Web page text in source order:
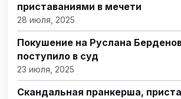
приставаниями в мечети
28 июля, 2025
Покушение на Руслана
поступило в суд
23 июля, 2025
Скандальная пранкерша,